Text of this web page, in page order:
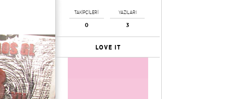
TAKİPÇİLERİ
0
YAZILARI
3
LOVE IT